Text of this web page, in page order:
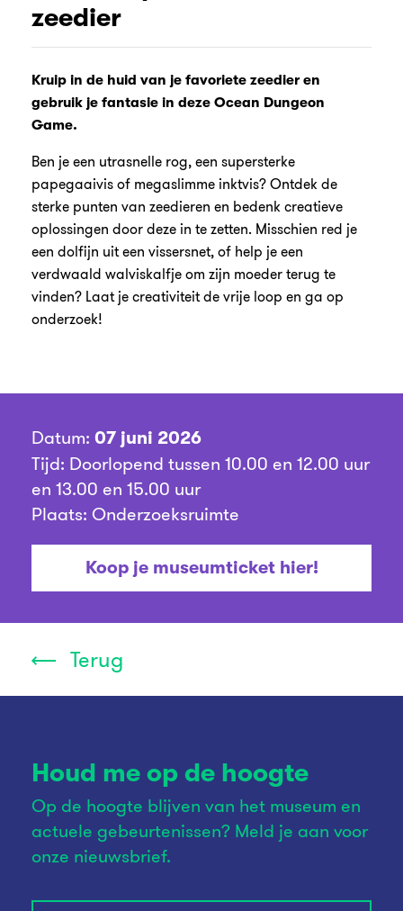
zeedier
Kruip in de huid van je favoriete zeedier en
gebruik je fantasie in deze Ocean Dungeon
Game.
Ben je een utrasnelle rog, een supersterke
papegaaivis of megaslimme inktvis? Ontdek de
sterke punten van zeedieren en bedenk creatieve
oplossingen door deze in te zetten. Misschien red je
een dolfijn uit een vissersnet, of help je een
verdwaald walviskalfje om zijn moeder terug te
vinden? Laat je creativiteit de vrije loop en ga op
onderzoek!
Datum: 07 juni 2026
Tijd: Doorlopend tussen 10.00 en 12.00 uur
en 13.00 en 15.00 uur
Plaats: Onderzoeksruimte
Koop je museumticket hier!
Terug
Houd me op de hoogte
Op de hoogte blijven van het museum en
actuele gebeurtenissen? Meld je aan voor
onze nieuwsbrief.